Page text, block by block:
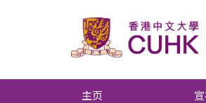
主页